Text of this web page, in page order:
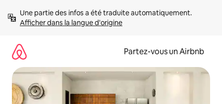
directement
Afficher dans la langue d'origine
Partez-vous un Airbnb